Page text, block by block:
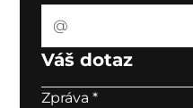
Váš dotaz
Zpráva*